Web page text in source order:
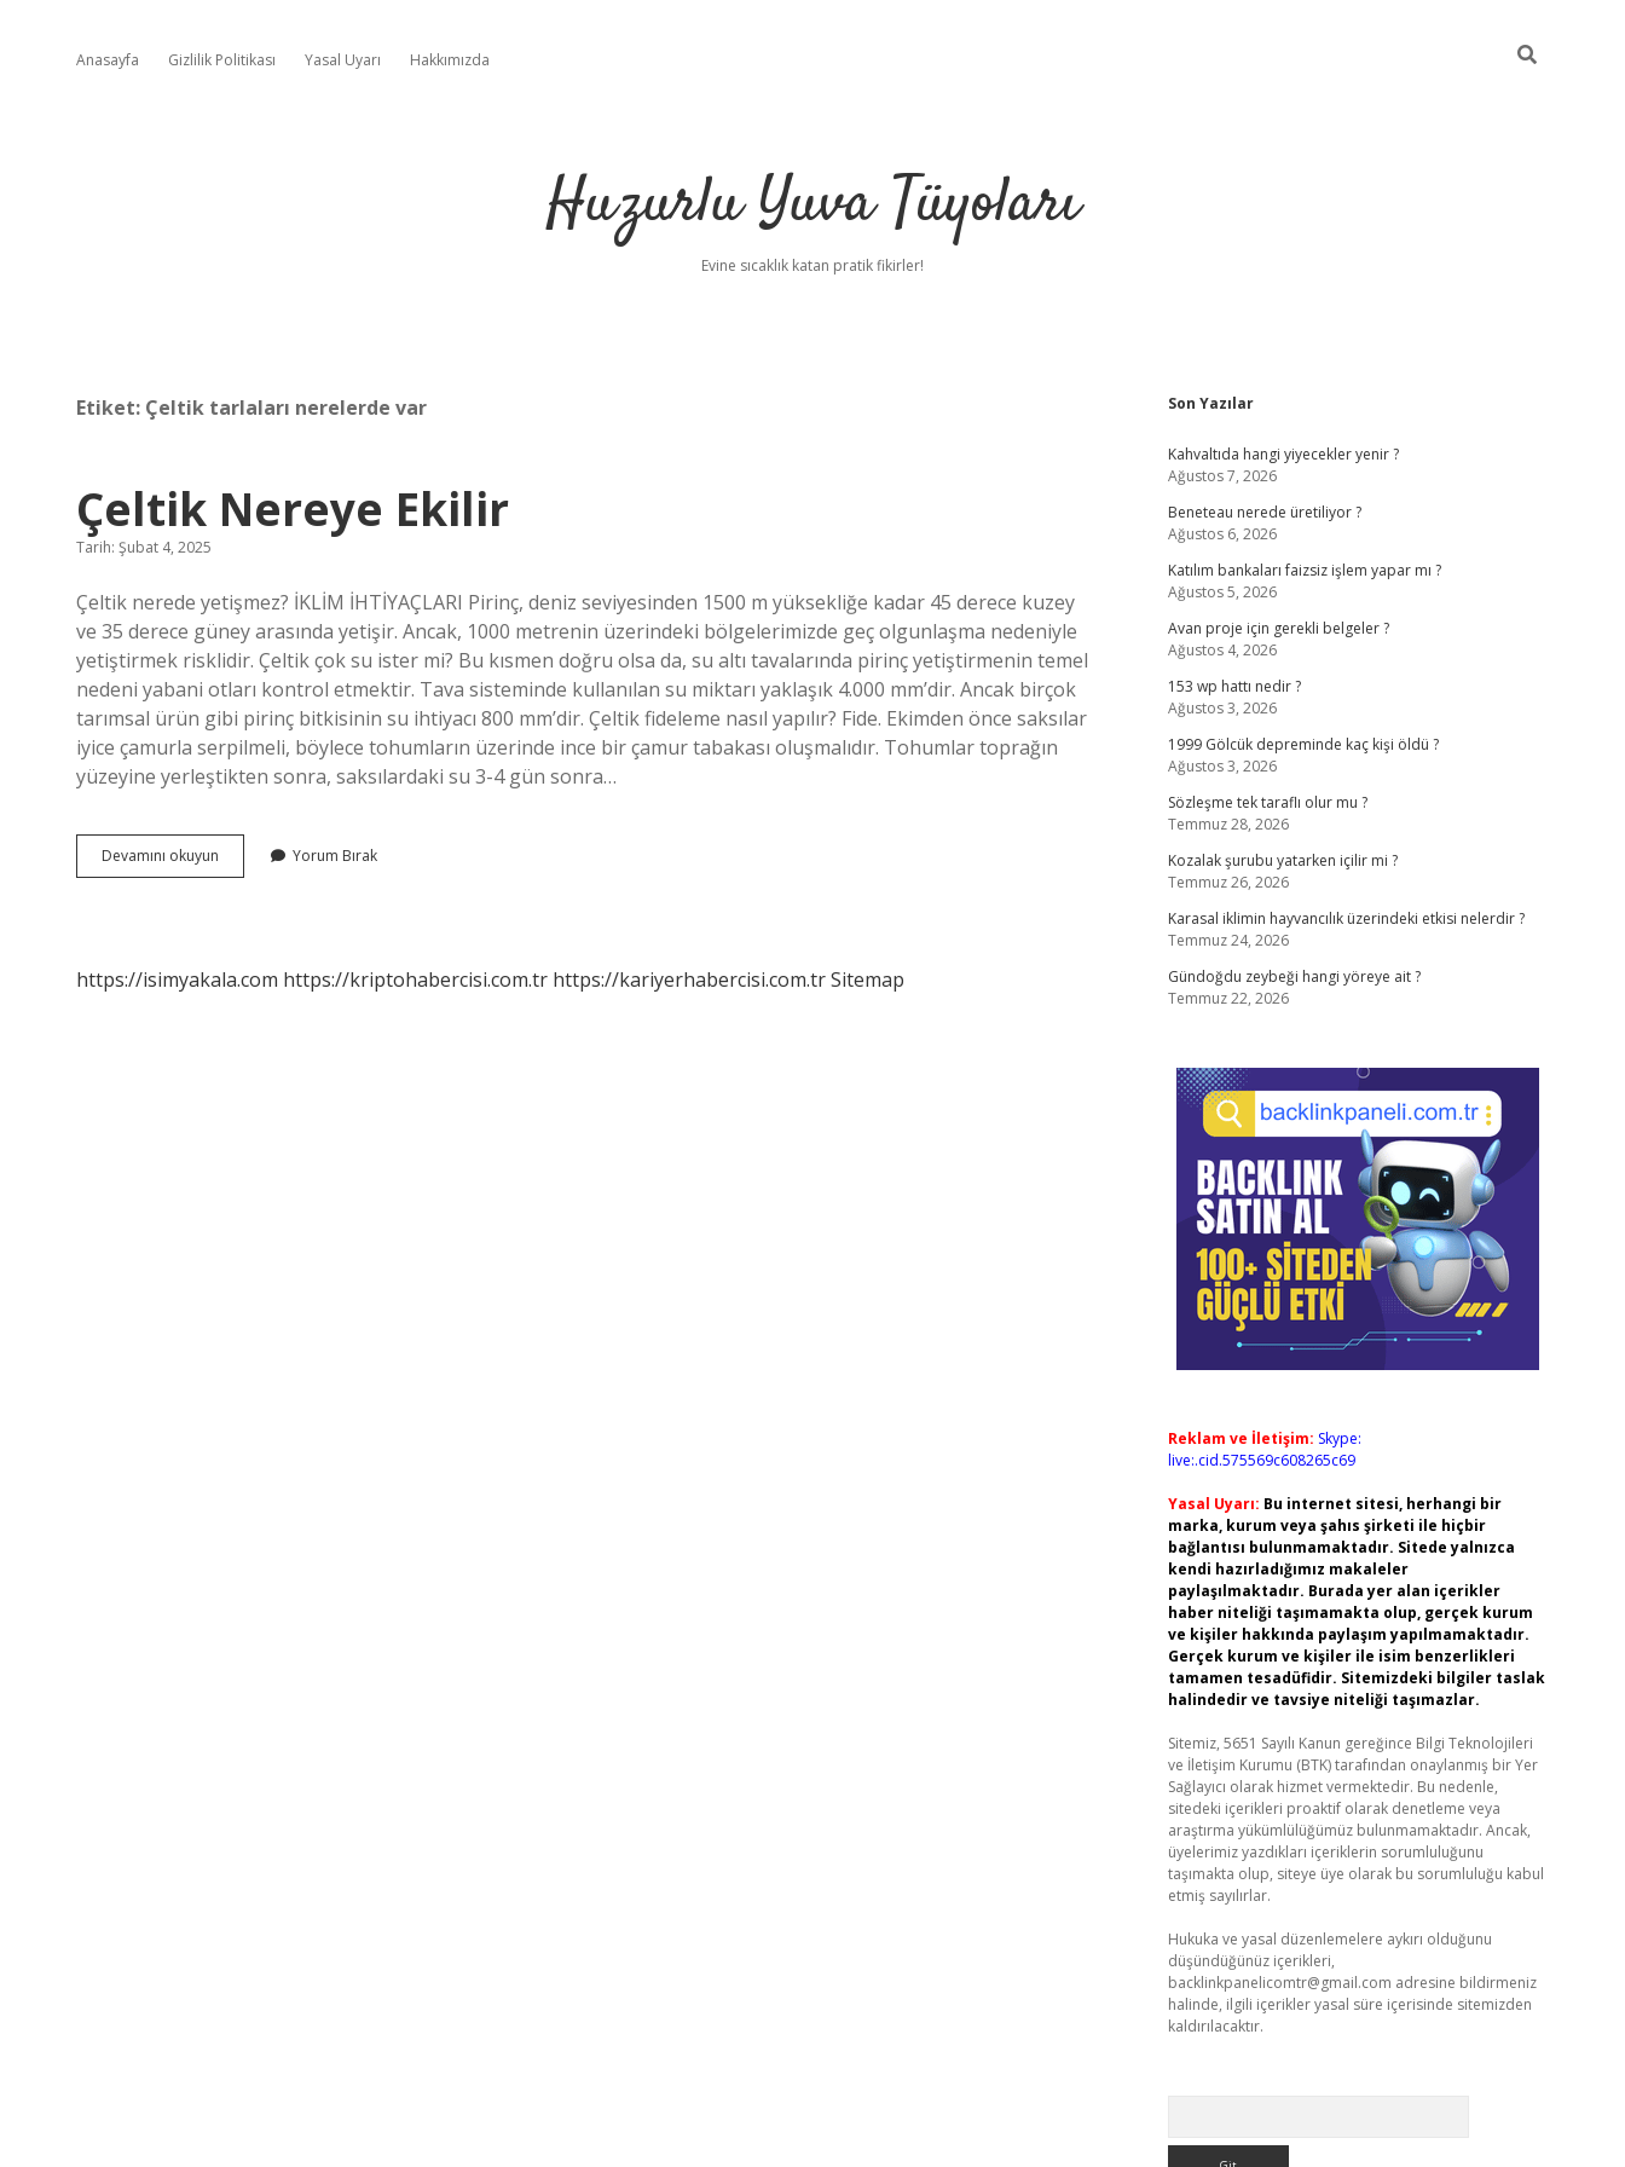
Anasayfa Gizlilik Politikası Yasal Uyarı Hakkımızda
Huzurlu Yuva Tüyoları
Evine sıcaklık katan pratik fikirler!
Etiket: Çeltik tarlaları nerelerde var
Çeltik Nereye Ekilir
Tarih: Şubat 4, 2025
Çeltik nerede yetişmez? İKLİM İHTİYAÇLARI Pirinç, deniz seviyesinden 1500 m yüksekliğe kadar 45 derece kuzey
ve 35 derece güney arasında yetişir. Ancak, 1000 metrenin üzerindeki bölgelerimizde geç olgunlaşma nedeniyle
yetiştirmek risklidir. Çeltik çok su ister mi? Bu kısmen doğru olsa da, su altı tavalarında pirinç yetiştirmenin temel
nedeni yabani otları kontrol etmektir. Tava sisteminde kullanılan su miktarı yaklaşık 4.000 mm’dir. Ancak birçok
tarımsal ürün gibi pirinç bitkisinin su ihtiyacı 800 mm’dir. Çeltik fideleme nasıl yapılır? Fide. Ekimden önce saksılar
iyice çamurla serpilmeli, böylece tohumların üzerinde ince bir çamur tabakası oluşmalıdır. Tohumlar toprağın
yüzeyine yerleştikten sonra, saksılardaki su 3-4 gün sonra…
Devamını okuyun
Nereye
Yorum Bırak
https://isimyakala.com https://kriptohabercisi.com.tr https://kariyerhabercisi.com.trSitemap
Sidebar
Son Yazılar
Kahvaltıda hangi yiyecekler yenir ?
Ağustos 7, 2026
Beneteau nerede üretiliyor ?
Ağustos 6, 2026
Katılım bankaları faizsiz işlem yapar mı ?
Ağustos 5, 2026
Avan proje için gerekli belgeler ?
Ağustos 4, 2026
153 wp hattı nedir ?
Ağustos 3, 2026
1999 Gölcük depreminde kaç kişi öldü ?
Ağustos 3, 2026
Sözleşme tek taraflı olur mu ?
Temmuz 28, 2026
Kozalak şurubu yatarken içilir mi ?
Temmuz 26, 2026
Karasal iklimin hayvancılık üzerindeki etkisi nelerdir ?
Temmuz 24, 2026
Gündoğdu zeybeği hangi yöreye ait ?
Temmuz 22, 2026
Reklam ve İletişim: Skype:
live:.cid.575569c608265c69
Yasal Uyarı: Bu internet sitesi, herhangi bir
marka, kurum veya şahıs şirketi ile hiçbir
bağlantısı bulunmamaktadır. Sitede yalnızca
kendi hazırladığımız makaleler
paylaşılmaktadır. Burada yer alan içerikler
haber niteliği taşımamakta olup, gerçek kurum
ve kişiler hakkında paylaşım yapılmamaktadır.
Gerçek kurum ve kişiler ile isim benzerlikleri
tamamen tesadüfidir. Sitemizdeki bilgiler taslak
halindedir ve tavsiye niteliği taşımazlar.
Sitemiz, 5651 Sayılı Kanun gereğince Bilgi Teknolojileri
ve İletişim Kurumu (BTK) tarafından onaylanmış bir Yer
Sağlayıcı olarak hizmet vermektedir. Bu nedenle,
sitedeki içerikleri proaktif olarak denetleme veya
araştırma yükümlülüğümüz bulunmamaktadır. Ancak,
üyelerimiz yazdıkları içeriklerin sorumluluğunu
taşımakta olup, siteye üye olarak bu sorumluluğu kabul
etmiş sayılırlar.
Hukuka ve yasal düzenlemelere aykırı olduğunu
düşündüğünüz içerikleri,
backlinkpanelicomtr@gmail.com adresine bildirmeniz
halinde, ilgili içerikler yasal süre içerisinde sitemizden
kaldırılacaktır.